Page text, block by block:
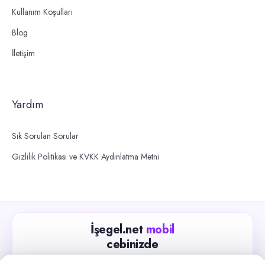
Kullanım Koşulları
Blog
İletişim
Yardım
Sık Sorulan Sorular
Gizlilik Politikası ve KVKK Aydınlatma Metni
İşegel.net mobil
cebinizde